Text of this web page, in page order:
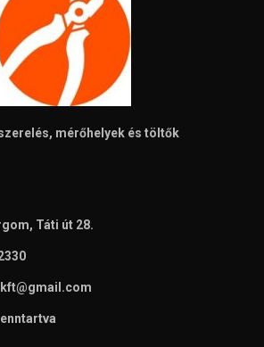
mérőhelyek és töltők
Táti út 28.